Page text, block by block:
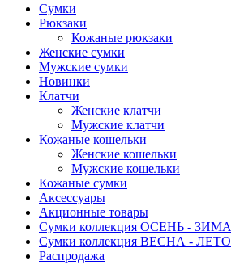
Сумки
Рюкзаки
Кожаные рюкзаки
Женские сумки
Мужские сумки
Новинки
Клатчи
Женские клатчи
Мужские клатчи
Кожаные кошельки
Женские кошельки
Мужские кошельки
Кожаные сумки
Аксессуары
Акционные товары
Сумки коллекция ОСЕНЬ - ЗИМА
Сумки коллекция ВЕСНА - ЛЕТО
Распродажа